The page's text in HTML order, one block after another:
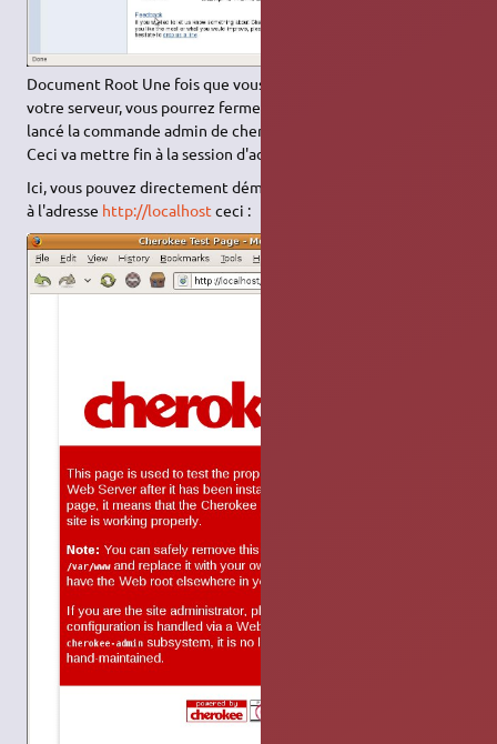
Document Root Une fois que vous aurez fini de configurer
votre serveur, vous pourrez fermer le terminal là où vous avez
lancé la commande admin de cherokee, ou faire un CTRL + C.
Ceci va mettre fin à la session d'administration.
Ici, vous pouvez directement démarrer le serveur et vous aurez
à l'adresse http://localhost ceci :